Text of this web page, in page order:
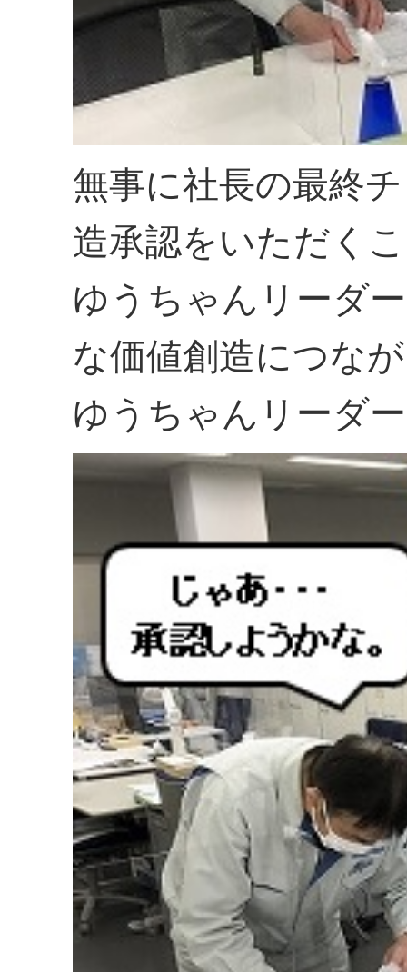
無事に社長の最終
造承認をいただく
ゆうちゃんリーダ
な価値創造につな
ゆうちゃんリーダ